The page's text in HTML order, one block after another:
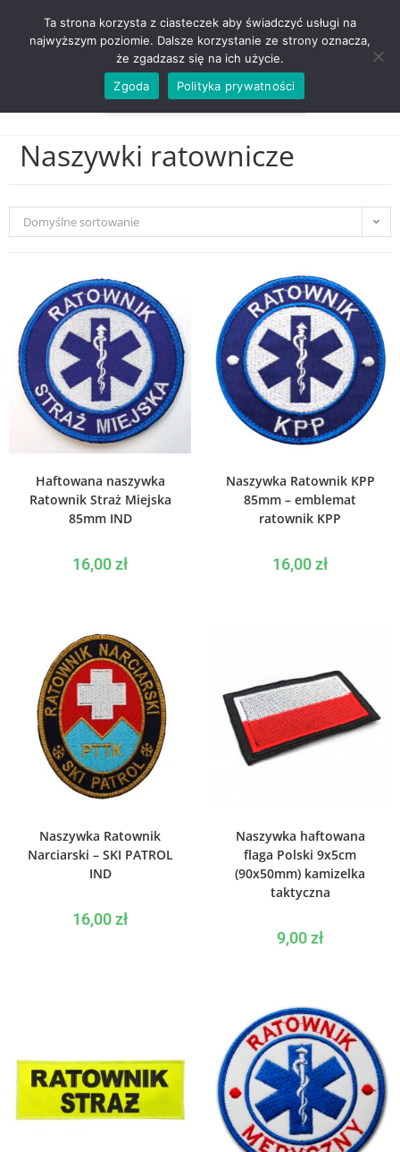
ZADZWOŃ TEL. 600 352 938
Naszywki ratownicze
Domyślne sortowanie
Haftowana naszywka
Ratownik Straż Miejska
85mm IND
16,00zł
Naszywka Ratownik KPP
85mm – emblemat
ratownik KPP
16,00zł
Naszywka Ratownik
Narciarski – SKI PATROL
IND
16,00zł
Naszywka haftowana
flaga Polski 9x5cm
(90x50mm) kamizelka
taktyczna
9,00zł
Ta strona korzysta z ciasteczek aby świadczyć usługi na
najwyższym poziomie. Dalsze korzystanie ze strony oznacza,
że zgadzasz się na ich użycie.
Zgoda
Polityka prywatności